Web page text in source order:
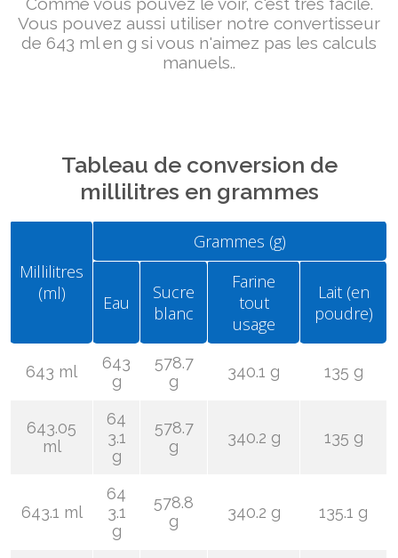
Vous pouvez aussi utiliser notre convertisseur
de 643 ml en g si vous n'aimez pas les calculs
manuels..
Tableau de conversion de
millilitres en grammes
Millilitres
(ml)
Grammes (g)
Eau
Sucre
blanc
Farine
tout
usage
Lait (en
poudre)
643 ml
643
g
578.7
g
340.1 g 135 g
643.05
ml
64
3.1
g
578.7
g
340.2 g 135 g
643.1 ml
64
3.1
g
578.8
g
340.2 g 135.1 g